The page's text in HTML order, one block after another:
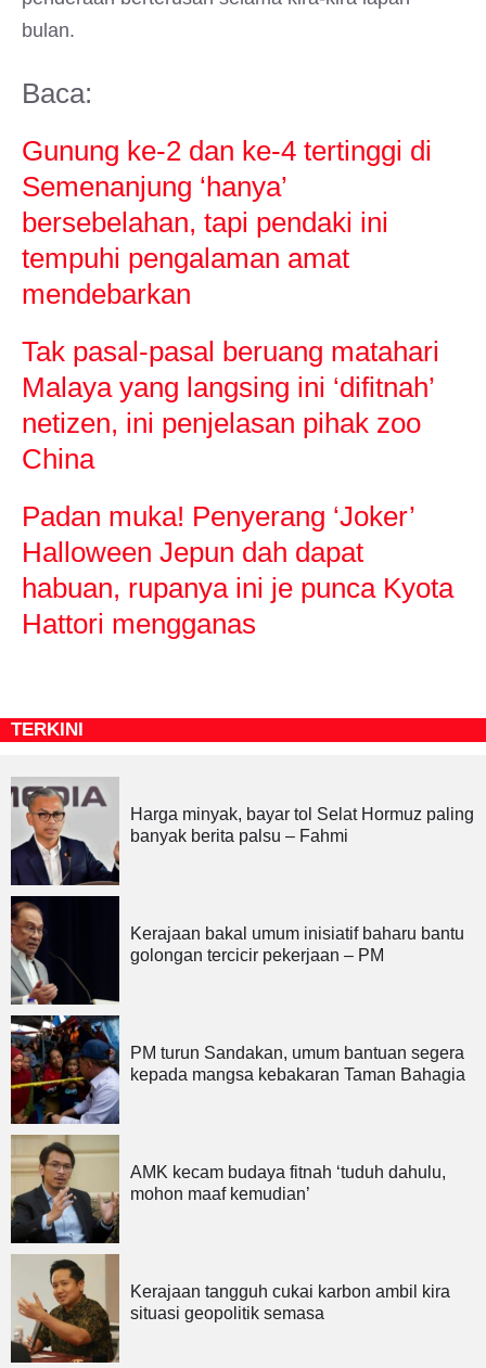
bulan.
Baca:
Gunung ke-2 dan ke-4 tertinggi di
Semenanjung ‘hanya’
bersebelahan, tapi pendaki ini
tempuhi pengalaman amat
mendebarkan
Tak pasal-pasal beruang matahari
Malaya yang langsing ini ‘difitnah’
netizen, ini penjelasan pihak zoo
China
Padan muka! Penyerang ‘Joker’
Halloween Jepun dah dapat
habuan, rupanya ini je punca Kyota
Hattori mengganas
TERKINI
Harga minyak, bayar tol Selat Hormuz paling
banyak berita palsu – Fahmi
Kerajaan bakal umum inisiatif baharu bantu
golongan tercicir pekerjaan – PM
PM turun Sandakan, umum bantuan segera
kepada mangsa kebakaran Taman Bahagia
AMK kecam budaya fitnah ‘tuduh dahulu,
mohon maaf kemudian’
Kerajaan tangguh cukai karbon ambil kira
situasi geopolitik semasa